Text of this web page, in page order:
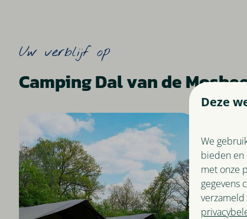
Uw verblijf op
Camping Dal van de
Deze
We
bieden en
met onze
gegevens